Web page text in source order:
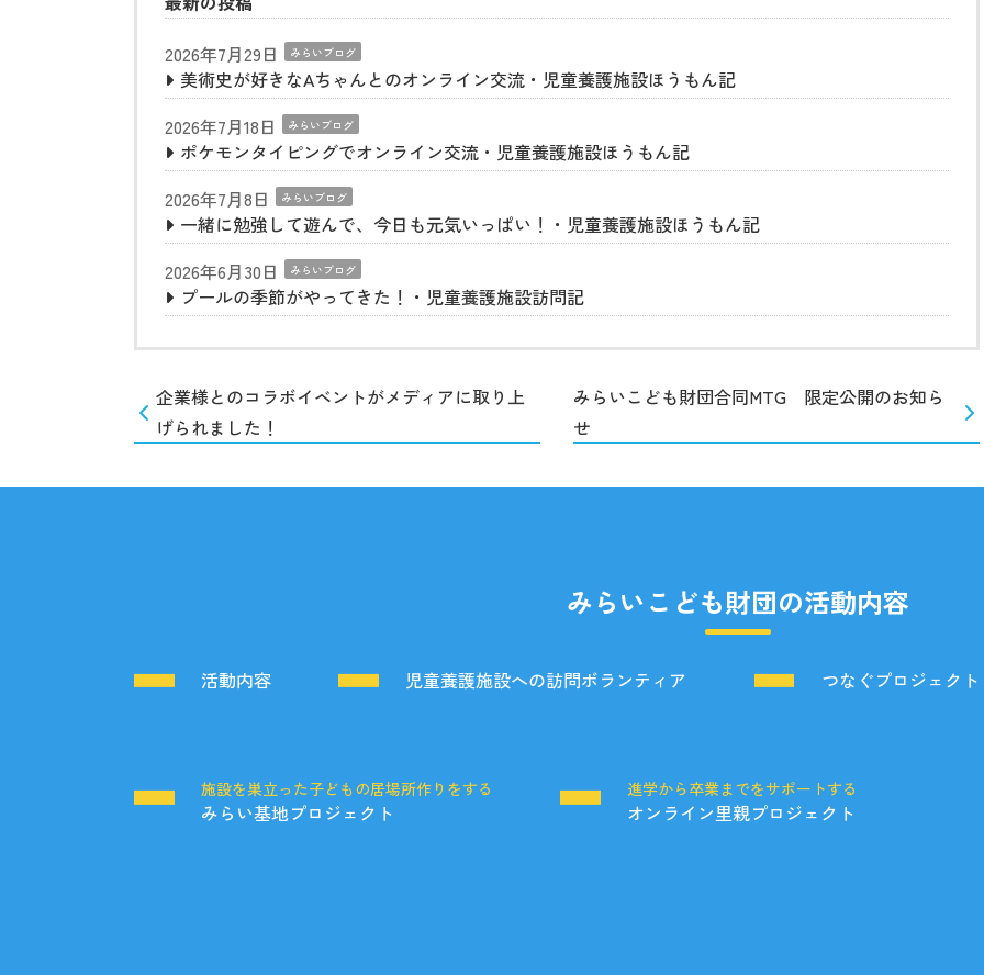
2026年7月29日
みらいブログ
美術史が好きなAちゃんとのオンライン交流・児童養護施設ほうもん記
2026年7月18日
みらいブログ
ポケモンタイピングでオンライン交流・児童養護施設ほうもん記
2026年7月8日
みらいブログ
一緒に勉強して遊んで、今日も元気いっぱい！・児童養護施設ほうもん記
2026年6月30日
みらいブログ
プールの季節がやってきた！・児童養護施設訪問記
企業様とのコラボイベントがメディアに取り上
げられました！
みらいこども財団合同MTG 限定公開のお知ら
せ
みらいこども財団の活動内容
活動内容 児童養護施設への訪問ボランティア つなぐプロジェクト
施設を巣立った子どもの居場所作りをする
みらい基地プロジェクト
進学から卒業までをサポートする
オンライン里親プロジェクト